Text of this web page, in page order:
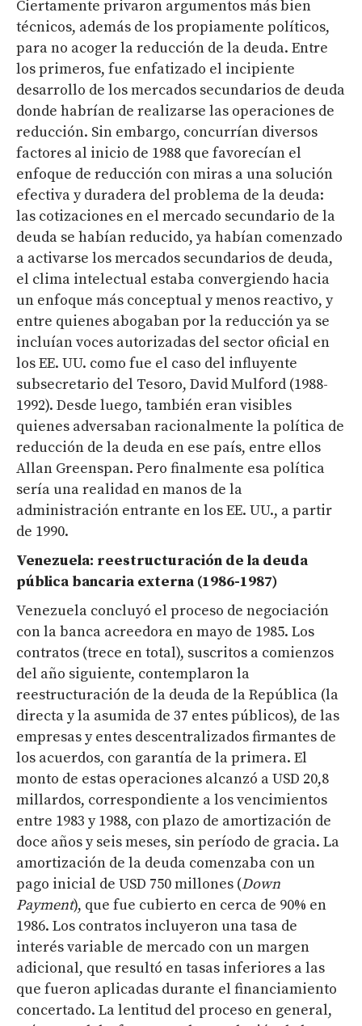
Ciertamente privaron argumentos más bien
técnicos, además de los propiamente políticos,
para no acoger la reducción de la deuda. Entre
los primeros, fue enfatizado el incipiente
desarrollo de los mercados secundarios de deuda
donde habrían de realizarse las operaciones de
reducción. Sin embargo, concurrían diversos
factores al inicio de 1988 que favorecían el
enfoque de reducción con miras a una solución
efectiva y duradera del problema de la deuda:
las cotizaciones en el mercado secundario de la
deuda se habían reducido, ya habían comenzado
a activarse los mercados secundarios de deuda,
el clima intelectual estaba convergiendo hacia
un enfoque más conceptual y menos reactivo, y
entre quienes abogaban por la reducción ya se
incluían voces autorizadas del sector oficial en
los EE. UU. como fue el caso del influyente
subsecretario del Tesoro, David Mulford (1988-
1992). Desde luego, también eran visibles
quienes adversaban racionalmente la política de
reducción de la deuda en ese país, entre ellos
Allan Greenspan. Pero finalmente esa política
sería una realidad en manos de la
administración entrante en los EE. UU., a partir
de 1990.
Venezuela: reestructuración de la deuda
pública bancaria externa (1986-1987)
Venezuela concluyó el proceso de negociación
con la banca acreedora en mayo de 1985. Los
contratos (trece en total), suscritos a comienzos
del año siguiente, contemplaron la
reestructuración de la deuda de la República (la
directa y la asumida de 37 entes públicos), de las
empresas y entes descentralizados firmantes de
los acuerdos, con garantía de la primera. El
monto de estas operaciones alcanzó a USD 20,8
millardos, correspondiente a los vencimientos
entre 1983 y 1988, con plazo de amortización de
doce años y seis meses, sin período de gracia. La
amortización de la deuda comenzaba con un
pago inicial de USD 750 millones (Down
Payment), que fue cubierto en cerca de 90% en
1986. Los contratos incluyeron una tasa de
interés variable de mercado con un margen
adicional, que resultó en tasas inferiores a las
que fueron aplicadas durante el financiamiento
concertado. La lentitud del proceso en general,